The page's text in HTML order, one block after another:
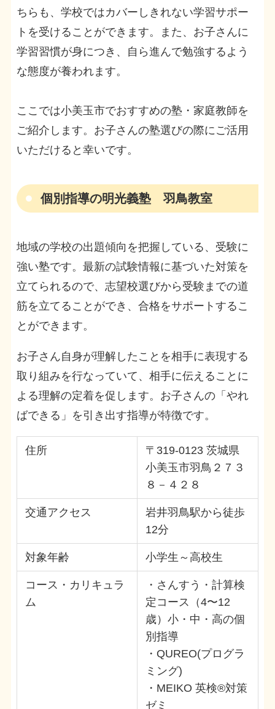
ちらも、学校ではカバーしきれない学習サポー
トを受けることができます。また、お子さんに
学習習慣が身につき、自ら進んで勉強するよう
な態度が養われます。
ここでは小美玉市でおすすめの塾・家庭教師を
ご紹介します。お子さんの塾選びの際にご活用
いただけると幸いです。
個別指導の明光義塾 羽鳥教室
地域の学校の出題傾向を把握している、受験に
強い塾です。最新の試験情報に基づいた対策を
立てられるので、志望校選びから受験までの道
筋を立てることができ、合格をサポートするこ
とができます。
お子さん自身が理解したことを相手に表現する
取り組みを行なっていて、相手に伝えることに
よる理解の定着を促します。お子さんの「やれ
ばできる」を引き出す指導が特徴です。
住所
〒319-0123 茨城県
小美玉市羽鳥２７３
８－４２８
交通アクセス
岩井羽鳥駅から徒歩
12分
対象年齢 小学生～高校生
コース・カリキュラ
ム
・さんすう・計算検
定コース（4〜12
歳）小・中・高の個
別指導
・QUREO(プログラ
ミング)
・MEIKO 英検®対策
ゼミ